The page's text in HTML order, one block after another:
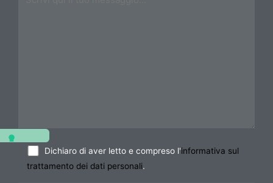
Dichiaro di aver letto e compreso l'informativa sul
trattamento dei dati personali.